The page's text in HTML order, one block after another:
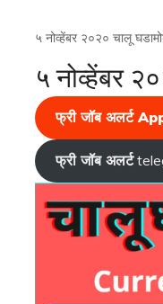
५ नोव्हेंबर २०२० चालू
५ नोव्हेंबर
फ्री जॉब अलर्ट
फ्री जॉब अलर्ट